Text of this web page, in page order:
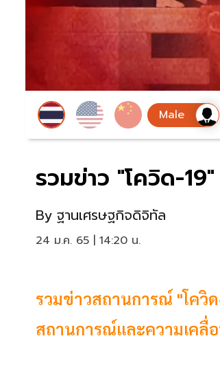
รวมข่าว "โควิด-
By ฐานเศรษฐกิจดิจิทัล
24 ม.ค. 65 | 14:20 น.
รวมข่าวสถานการณ์ "โควิ
สถานการณ์และความเคลื่